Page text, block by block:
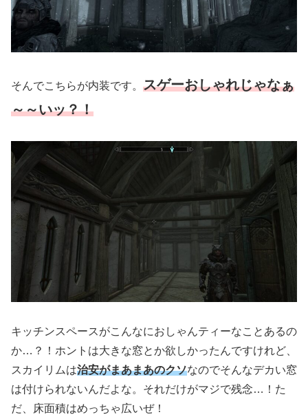
そんでこちらが内装です。 スゲーおしゃれじゃなぁ
～～いッ？！
キッチンスペースがこんなにおしゃんティーなことあるの
か…？！ホントは大きな窓とか欲しかったんですけれど、
スカイリムは治安がまあまあのクソなのでそんなデカい窓
は付けられないんだよな。それだけがマジで残念…！た
だ、床面積はめっちゃ広いぜ！